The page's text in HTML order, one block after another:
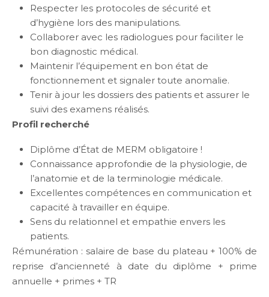
Respecter les protocoles de sécurité et
d’hygiène lors des manipulations.
Collaborer avec les radiologues pour faciliter le
bon diagnostic médical.
Maintenir l’équipement en bon état de
fonctionnement et signaler toute anomalie.
Tenir à jour les dossiers des patients et assurer le
suivi des examens réalisés.
Profil recherché
Diplôme d’État de MERM obligatoire !
Connaissance approfondie de la physiologie, de
l’anatomie et de la terminologie médicale.
Excellentes compétences en communication et
capacité à travailler en équipe.
Sens du relationnel et empathie envers les
patients.
Rémunération : salaire de base du plateau + 100% de
reprise d’ancienneté à date du diplôme + prime
annuelle + primes + TR